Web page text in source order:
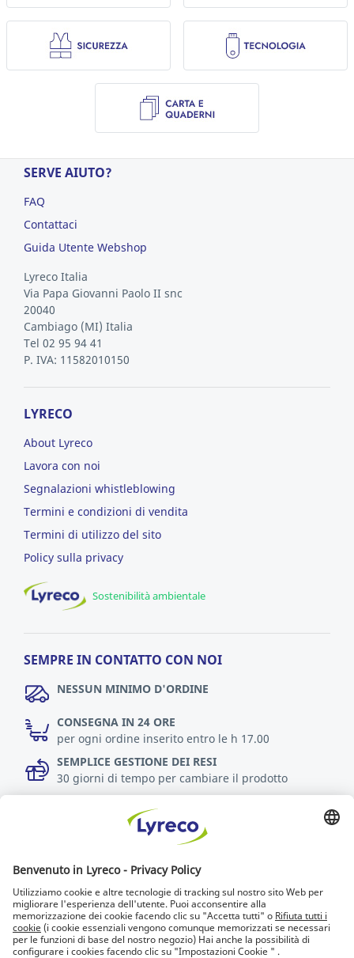
SERVE AIUTO?
FAQ
Contattaci
Guida Utente Webshop
Lyreco Italia
Via Papa Giovanni Paolo II snc
20040
Cambiago (MI) Italia
Tel 02 95 94 41
P. IVA: 11582010150
LYRECO
About Lyreco
Lavora con noi
Segnalazioni whistleblowing
Termini e condizioni di vendita
Termini di utilizzo del sito
Policy sulla privacy
Sostenibilità ambientale
SEMPRE IN CONTATTO CON NOI
NESSUN MINIMO D'ORDINE
CONSEGNA IN 24 ORE
per ogni ordine inserito entro le h 17.00
SEMPLICE GESTIONE DEI RESI
30 giorni di tempo per cambiare il prodotto
Accessibilità
Lyreco for Education